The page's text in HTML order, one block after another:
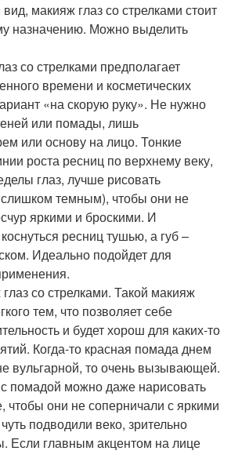
макияж глаз со стрелками стоит
назначению. Можно выделить
со стрелками предполагает
времени и косметических
«на скорую руку». Не нужно
или помады, лишь
или основу на лицо. Тонкие
роста ресниц по верхнему веку,
глаз, лучше рисовать
темным), чтобы они не
яркими и броскими. И
ресниц тушью, а губ –
Идеально подойдет для
со стрелками. Такой макияж
тем, что позволяет себе
и будет хорош для каких-то
Когда-то красная помада днем
вульгарной, то очень вызывающей.
помадой можно даже нарисовать
чтобы они не соперничали с яркими
подводили веко, зрительно
Если главным акцентом на лице